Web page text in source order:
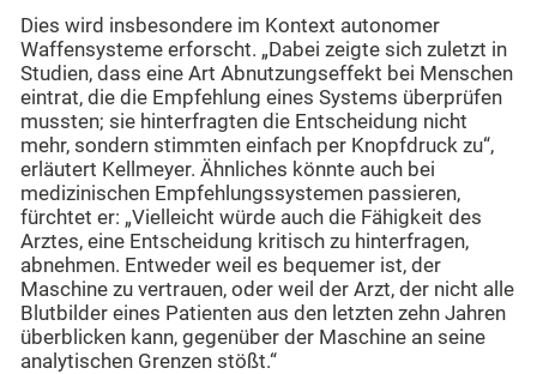
Dies wird insbesondere im Kontext autonomer
Waffensysteme erforscht. „Dabei zeigte sich zuletzt in
Studien, dass eine Art Abnutzungseffekt bei Menschen
eintrat, die die Empfehlung eines Systems überprüfen
mussten; sie hinterfragten die Entscheidung nicht
mehr, sondern stimmten einfach per Knopfdruck zu“,
erläutert Kellmeyer. Ähnliches könnte auch bei
medizinischen Empfehlungssystemen passieren,
fürchtet er: „Vielleicht würde auch die Fähigkeit des
Arztes, eine Entscheidung kritisch zu hinterfragen,
abnehmen. Entweder weil es bequemer ist, der
Maschine zu vertrauen, oder weil der Arzt, der nicht alle
Blutbilder eines Patienten aus den letzten zehn Jahren
überblicken kann, gegenüber der Maschine an seine
analytischen Grenzen stößt.“